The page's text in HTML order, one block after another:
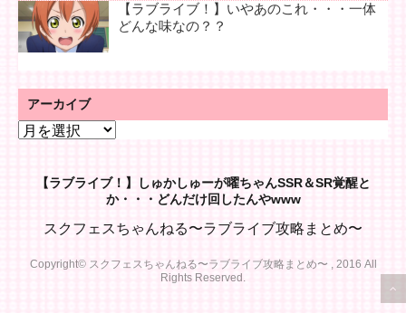
【ラブライブ！】いやあのこれ・・・一体
どんな味なの？？
アーカイブ
ア
【ラブライブ！】しゅかしゅーが曜ちゃんSSR＆SR覚醒と
か・・・どんだけ回したんやwww
スクフェスちゃんねる〜ラブライブ攻略まとめ〜
Copyright© スクフェスちゃんねる〜ラブライブ攻略まとめ〜 , 2016 All
Rights Reserved.